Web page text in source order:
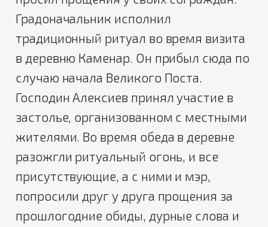
Градоначальник исполнил
традиционный ритуал во время визита
в деревню Каменар. Он прибыл сюда по
случаю начала Великого Поста.
Господин Алексиев принял участие в
застолье, организованном с местными
жителями. Во время обеда в деревне
разожгли ритуальный огонь, и все
присутствующие, а с ними и мэр,
попросили друг у друга прощения за
прошлогодние обиды, дурные слова и